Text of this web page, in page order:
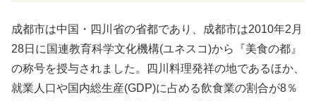
成都市は中国・四川省の省都であり、成都市は2010年2月
28日に国連教育科学文化機構(ユネスコ)から『美食の都』
の称号を授与されました。四川料理発祥の地であるほか、
就業人口や国内総生産(GDP)に占める飲食業の割合が8％